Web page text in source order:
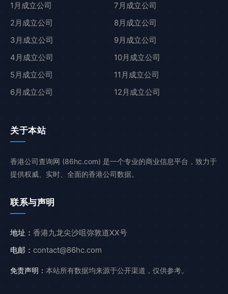
1月成立公司
2月成立公司
3月成立公司
4月成立公司
5月成立公司
6月成立公司
7月成立公司
8月成立公司
9月成立公司
10月成立公司
11月成立公司
12月成立公司
关于本站
香港公司查询网 (86hc.com) 是一个专业的商业信息平台，致力于
提供权威、实时、全面的香港公司数据。
联系与声明
地址： 香港九龙尖沙咀弥敦道XX号
电邮： contact@86hc.com
免责声明： 本站所有数据均来源于公开渠道，仅供参考。